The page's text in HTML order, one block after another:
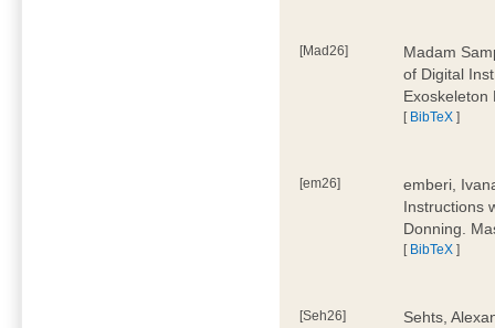
[Mad26]
Madam
of Digital
Exoskeleton
[ BibTeX ]
[em26]
emberi,
Instructions
Donning.
[ BibTeX ]
[Seh26]
Sehts,